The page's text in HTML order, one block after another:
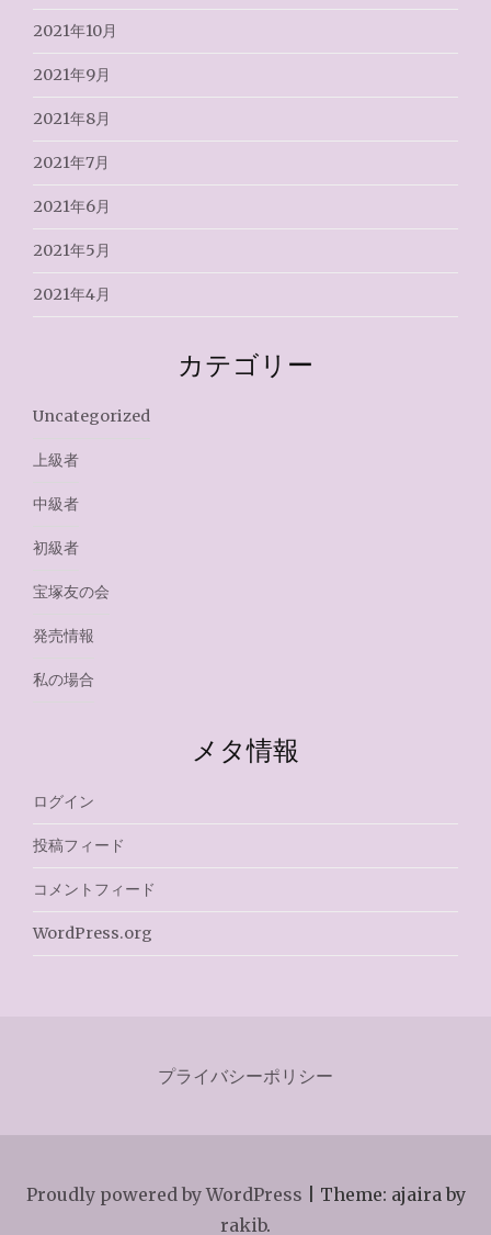
2021年10月
2021年9月
2021年8月
2021年7月
2021年6月
2021年5月
2021年4月
カテゴリー
Uncategorized
上級者
中級者
初級者
宝塚友の会
発売情報
私の場合
メタ情報
ログイン
投稿フィード
コメントフィード
WordPress.org
プライバシーポリシー
Proudly powered by WordPress
Theme: ajaira by
rakib.